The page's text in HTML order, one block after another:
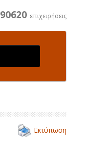
90620 επιχειρήσεις
Εκτύπωση